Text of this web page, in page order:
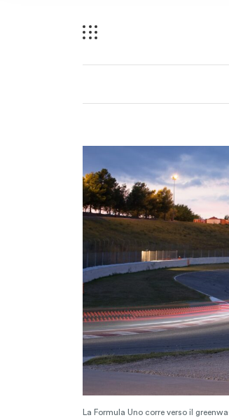
La Formula Uno corre verso il